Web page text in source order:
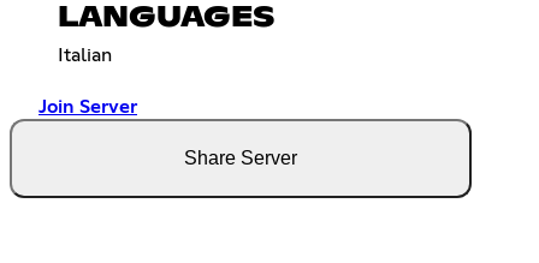
LANGUAGES
Italian
Join Server
Share Server